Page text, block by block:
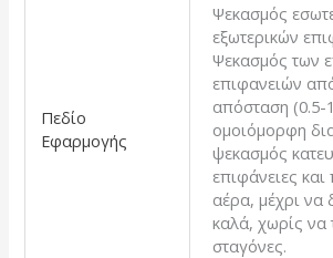
Πεδίο
Εφαρμογής
Ψεκασμός
εξωτερικών
Ψεκασμός των
επιφανειών
απόσταση (0.5-
ομοιόμορφη
ψεκασμός
επιφάνειες και
αέρα, μέχρι να
καλά, χωρίς να
σταγόνες.